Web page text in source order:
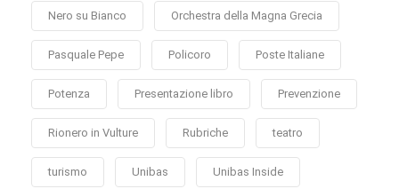
Nero su Bianco Orchestra della Magna Grecia
Pasquale Pepe Policoro Poste Italiane
Potenza Presentazione libro Prevenzione
Rionero in Vulture Rubriche teatro
turismo Unibas Unibas Inside